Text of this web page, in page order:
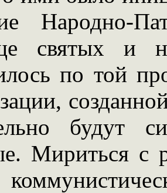
Народно-
святых и
по той
будут
Мириться с